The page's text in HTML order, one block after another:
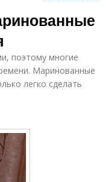
поэтому многие
Маринованные
легко сделать